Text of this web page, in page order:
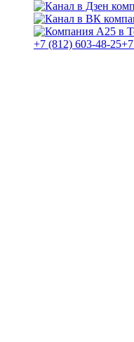
+7 (812) 603-48-25